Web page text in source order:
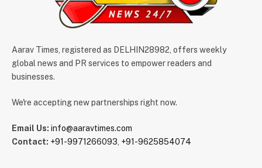
Aarav Times, registered as DELHIN28982, offers weekly
global news and PR services to empower readers and
businesses.
We're accepting new partnerships right now.
Email Us: info@aaravtimes.com
Contact: +91-9971266093, +91-9625854074